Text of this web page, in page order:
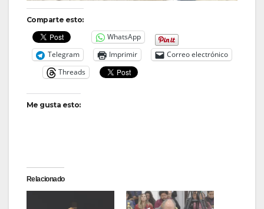
Comparte esto:
WhatsApp
Telegram
Imprimir
Correo electrónico
Threads
Me gusta esto:
Relacionado